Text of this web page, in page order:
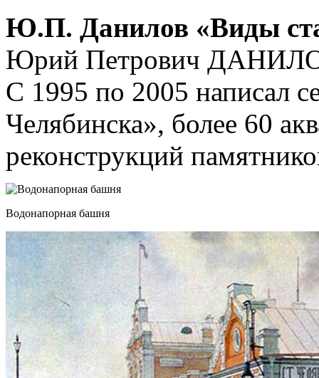
Ю.П. Данилов «Виды
Юрий Петрович
С 1995 по 2005 написал
Челябинска», более 60
реконструкций
Водонапорная башня